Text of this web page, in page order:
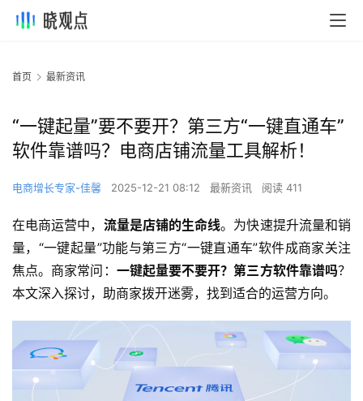
首页 最新资讯
“一键起量”要不要开？第三方“一键直通车”
软件靠谱吗？电商店铺流量工具解析！
电商增长专家-佳馨 2025-12-21 08:12 最新资讯 阅读 411
在电商运营中， 流量是店铺的生命线。为快速提升流量和销
量，“一键起量”功能与第三方“一键直通车”软件成商家关注
焦点。商家常问： 一键起量要不要开？第三方软件靠谱吗？
本文深入探讨，助商家拨开迷雾，找到适合的运营方向。